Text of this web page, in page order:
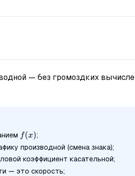
— без громоздких
f(x)
f(x);
производной (смена знака);
коэффициент касательной;
— это скорость;